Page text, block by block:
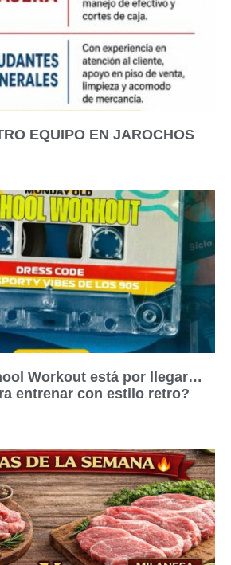
EQUIPO EN JAROCHOS
Workout está por llegar…
entrenar con estilo retro?